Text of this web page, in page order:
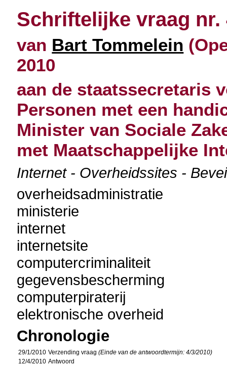
Schriftelijke vraag nr.
van Bart Tommelein
2010
aan de staatssecretaris
Personen met een
Minister van Sociale
met Maatschappelijke
Internet - Overheidssites -
overheidsadministratie
ministerie
internet
internetsite
computercriminaliteit
gegevensbescherming
computerpiraterij
elektronische overheid
Chronologie
29/1/2010 Verzending vraag(Einde van de antwoordtermijn: 4/3/2010)
12/4/2010 Antwoord